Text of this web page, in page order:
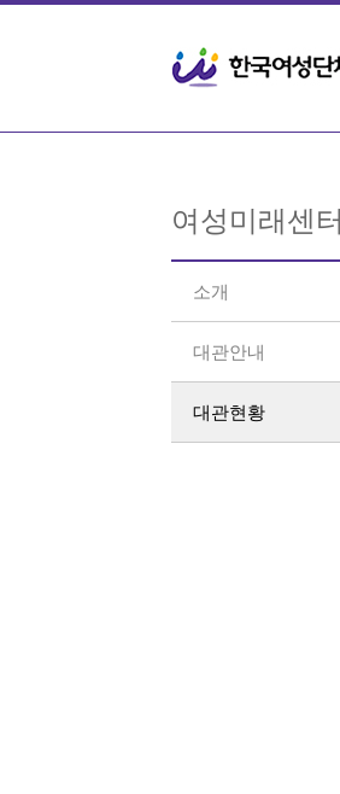
여성미래센터
소개
대관안내
대관현황